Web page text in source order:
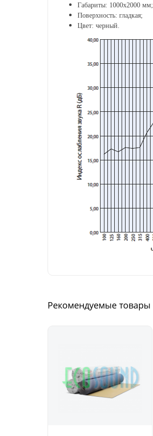
Габариты: 1000х2000 мм;
Поверхность: гладкая;
Цвет: черный.
Рекомендуемые товары